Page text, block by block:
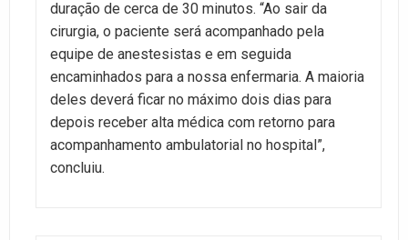
duração de cerca de 30 minutos. “Ao sair da
cirurgia, o paciente será acompanhado pela
equipe de anestesistas e em seguida
encaminhados para a nossa enfermaria. A maioria
deles deverá ficar no máximo dois dias para
depois receber alta médica com retorno para
acompanhamento ambulatorial no hospital”,
concluiu.